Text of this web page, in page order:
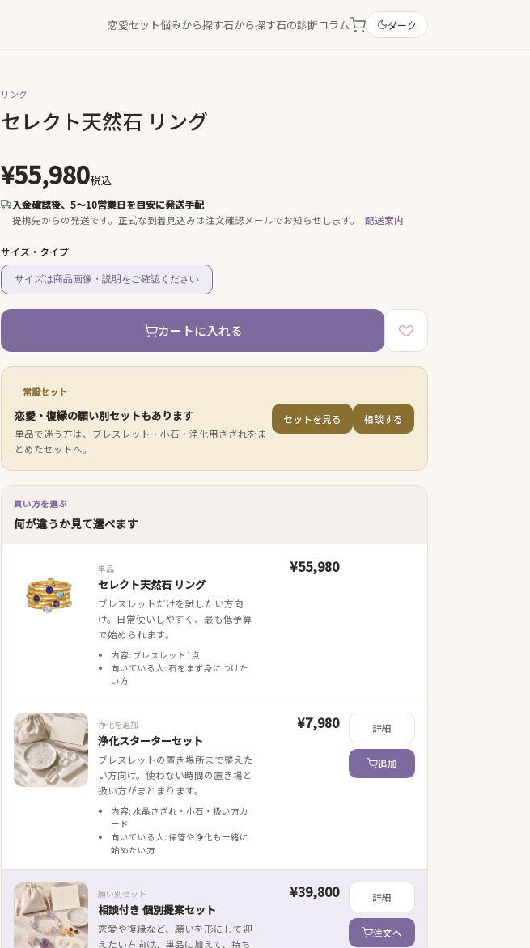
恋愛セット悩みから探す石から探す石の診断コラム ダーク
リング
セレクト天然石 リング
¥55,980税込
入金確認後、5〜10営業日を目安に発送手配
提携先からの発送です。 正式な到着見込みは注文確認メールでお知らせします。 配送案内
サイズ・タイプ
サイズは商品画像・説明をご確認ください
カートに入れる
常設セット
恋愛・復縁の願い別セットもあります
単品で迷う方は、ブレスレット・小石・浄化用さざれをま
とめたセットへ。
セットを見る 相談する
買い方を選ぶ
何が違うか見て選べます
単品
セレクト天然石 リング
ブレスレットだけを試したい方向
け。日常使いしやすく、最も低予算
で始められます。
内容: ブレスレット1点
向いている人: 石をまず身につけた
い方
¥55,980
浄化を追加
浄化スターターセット
ブレスレットの置き場所まで整えた
い方向け。使わない時間の置き場と
扱い方がまとまります。
内容: 水晶さざれ・小石・扱い方カ
ード
向いている人: 保管や浄化も一緒に
始めたい方
¥7,980 詳細
追加
願い別セット
相談付き 個別提案セット
恋愛や復縁など、願いを形にして迎
えたい方向け。単品に加えて、持ち
¥39,800 詳細
注文へ